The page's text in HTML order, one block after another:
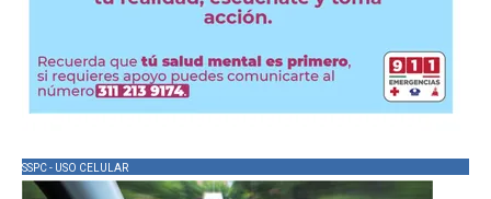
SSPC - USO CELULAR